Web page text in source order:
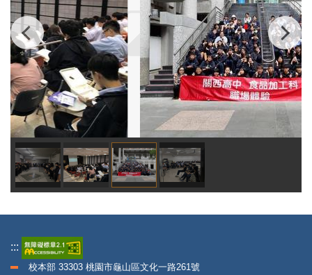
:::
校本部 33303 桃園市龜山區文化一路261號